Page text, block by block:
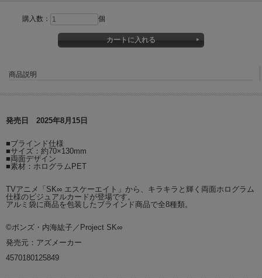
購入数： 個
商品説明
発売日 2025年8月15日
■ブラインド仕様
■サイズ：約70×130mm
■両面デザイン
■素材：ホログラムPET
TVアニメ「SK∞ エスケーエイト」から、キラキラと輝く両面ホログラム
仕様のビジュアルカードが登場です。
アルミ袋に商品を包装したブラインド商品で全8種類。
©ボンズ・内海紘子／Project SK∞
発売元：アズメーカー
4570180125849